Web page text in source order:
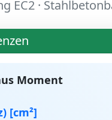
EC2 ·
Moment
[cm²]